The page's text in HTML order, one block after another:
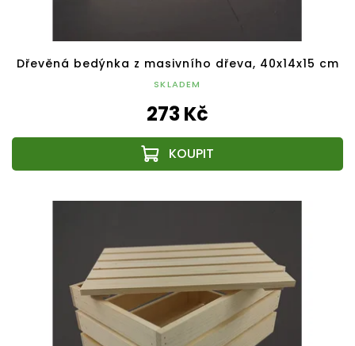
Dřevěná bedýnka z masivního dřeva, 40x14x15 cm
SKLADEM
273 Kč